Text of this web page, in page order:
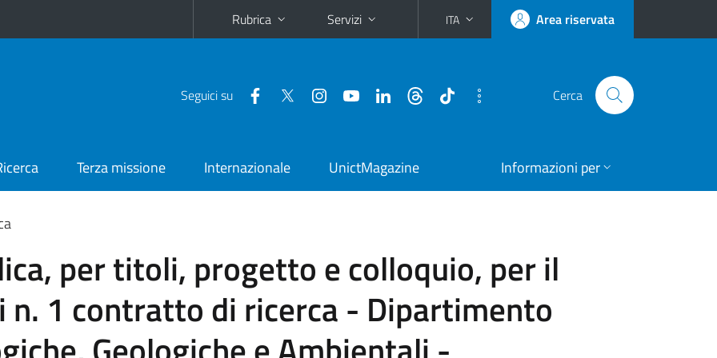
Rubrica Servizi ITA Area riservata
Seguici su Cerca
Terza missione Internazionale UnictMagazine Informazioni per
per titoli, progetto e colloquio, per il
1 contratto di ricerca - Dipartimento